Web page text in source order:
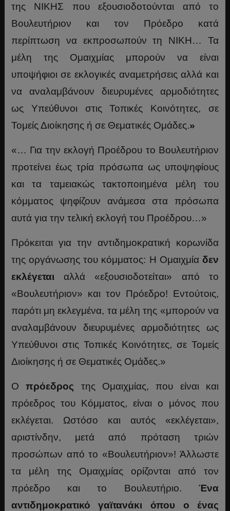
της ΝΙΚΗΣ που εξουσιοδοτούνται από το
Βουλευτήριον και τον Πρόεδρο κατά
περίπτωση να εκπροσωπούν τη ΝΙΚΗ… Τα
μέλη της Ομαιχμίας μπορούν να είναι
υποψήφιοι σε εκλογικές αναμετρήσεις αλλά και
να αναλαμβάνουν διευρυμένες αρμοδιότητες
ως Υπεύθυνοι στις Τοπικές Κοινότητες, σε
Τομείς Διοίκησης ή σε Θεματικές Ομάδες.»
«… Για την εκλογή Προέδρου το Βουλευτήριον
προτείνει έως τρία πρόσωπα ως υποψηφίους
και τα ταμειακώς τακτοποιημένα μέλη του
κόμματος ψηφίζουν ανάμεσα στα πρόσωπα
αυτά για την τελική εκλογή του Προέδρου…»
Πρόκειται για την αντιδημοκρατική κορωνίδα
της οργάνωσης του κόμματος: Η Ομαιχμία δεν
εκλέγεται αλλά «εξουσιοδοτείται» από το
«Βουλευτήριον» και τον Πρόεδρο! Εντούτοις,
παρότι μη εκλεγμένα, τα μέλη της «μπορούν να
αναλαμβάνουν διευρυμένες αρμοδιότητες ως
Υπεύθυνοι στις Τοπικές Κοινότητες, σε Τομείς
Διοίκησης ή σε Θεματικές Ομάδες.»
Οπρόεδρος της Ομαιχμίας, που είναι και
πρόεδρος του Κόμματος, είναι ο μόνος που
εκλέγεται. Ωστόσο και αυτός «εκλέγεται»,
αριστίνδην, μετά από πρόταση τριών
προσώπων από το «Βουλευτήριον»! Άλλωστε
τα μέλη της Ομαιχμίας ορίζονται από τον
πρόεδρο και το Βουλευτήριο.Ένα
αντιδημοκρατικό γαϊτανάκι όπου ο ένας